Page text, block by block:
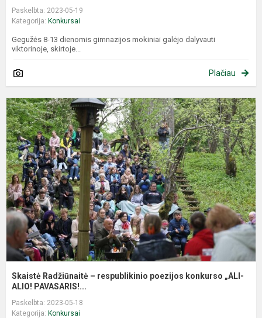
Paskelbta: 2023-05-19
Kategorija: Konkursai
Gegužės 8-13 dienomis gimnazijos mokiniai galėjo dalyvauti
viktorinoje, skirtoje...
Plačiau
Skaistė Radžiūnaitė – respublikinio poezijos konkurso „ALI-
ALIO! PAVASARIS!...
Paskelbta: 2023-05-18
Kategorija: Konkursai